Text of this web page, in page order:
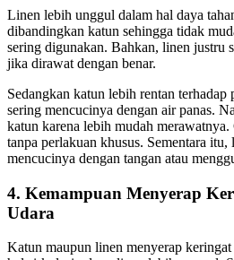
Linen lebih unggul dalam hal daya
dibandingkan katun sehingga tidak
sering digunakan. Bahkan, linen justru
jika dirawat dengan benar.
Sedangkan katun lebih rentan terhadap
sering mencucinya dengan air panas.
katun karena lebih mudah
tanpa perlakuan khusus. Sementara
mencucinya dengan tangan atau
4. Kemampuan Menyerap
Udara
Katun maupun linen menyerap